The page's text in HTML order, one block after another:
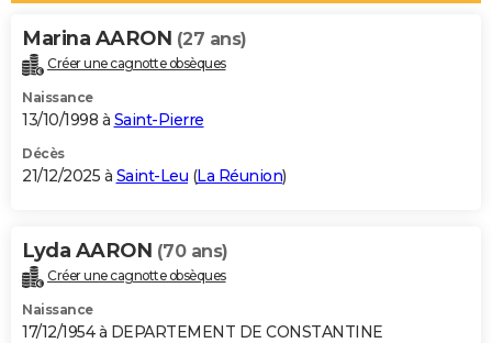
Alimentation
Guide de la santé
Maladies
Médicaments
Sommeil
VOYAGE
Destinations
City break
Voyage nature
Voyage de noces
Forum
Climat
+PHOTO
GUIDES D'ACHAT
BONS PLANS
Carte de Noël
Carte Bonne année
Carte Saint-Valentin
Carte Pâques
Carte d'anniversaire
DICTIONNAIRE
Dictionnaire
Biographies
Citations
Expressions
Proverbes
PROGRAMME TV
Marina AARON (27 ans)
Créer une cagnotte obsèques
Naissance
13/10/1998 à Saint-Pierre
Décès
21/12/2025 à Saint-Leu (La Réunion)
Lyda AARON (70 ans)
Créer une cagnotte obsèques
Naissance
17/12/1954 à DEPARTEMENT DE CONSTANTINE